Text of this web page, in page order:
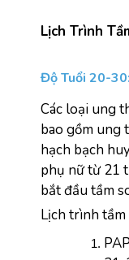
Lịch Trình
Độ Tuổi 20-
Các loại ung
bao gồm ung
hạch bạch
phụ nữ từ 21
bắt đầu tầm
Lịch trình tầm